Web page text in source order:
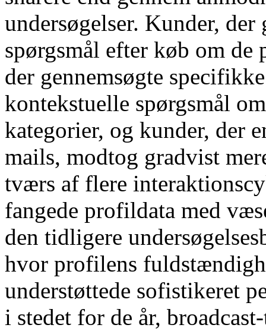
undersøgelser. Kunder,
spørgsmål efter køb om de
der gennemsøgte
kontekstuelle spørgsmål
kategorier, og kunder, der
mails, modtog gradvist
tværs af flere
fangede profildata med
den tidligere
hvor profilens
understøttede sofistikeret
i stedet for de år,